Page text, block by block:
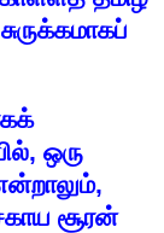
சுருக்கமாகப்
, ஒரு
,
சூரன்